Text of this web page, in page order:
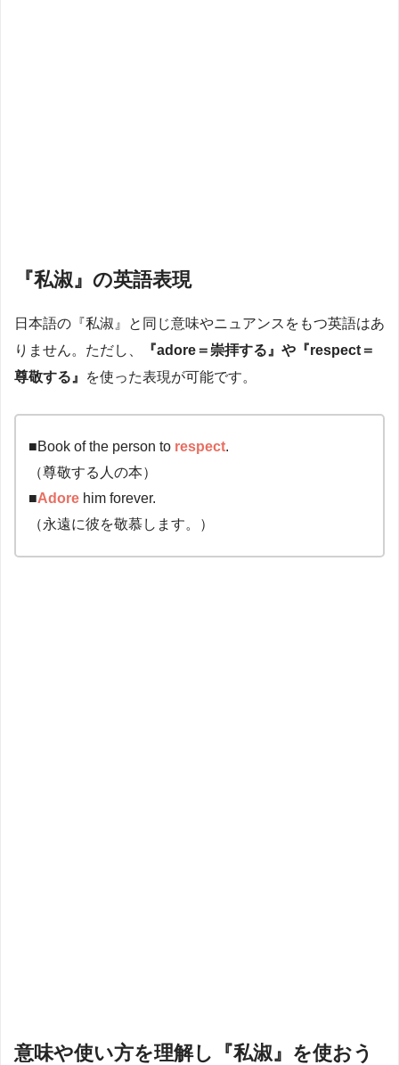
『私淑』の英語表現
日本語の『私淑』と同じ意味やニュアンスをもつ英語はあ
りません。ただし、
『adore＝崇拝する』や『respect＝
尊敬する』
を使った表現が可能です。
■Book of the person to respect.
（尊敬する人の本）
■Adorehim forever.
（永遠に彼を敬慕します。）
意味や使い方を理解し『私淑』を使おう